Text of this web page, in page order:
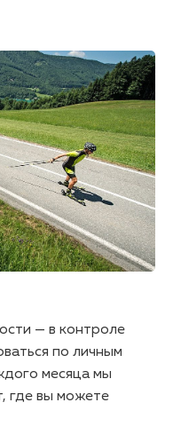
— в контроле
по личным
месяца мы
где вы можете